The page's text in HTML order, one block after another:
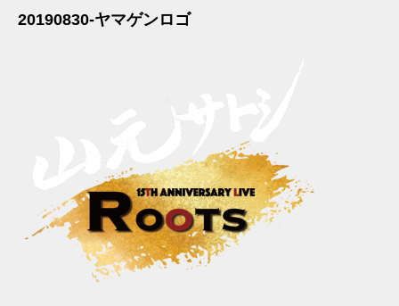
20190830-ヤマゲンロゴ